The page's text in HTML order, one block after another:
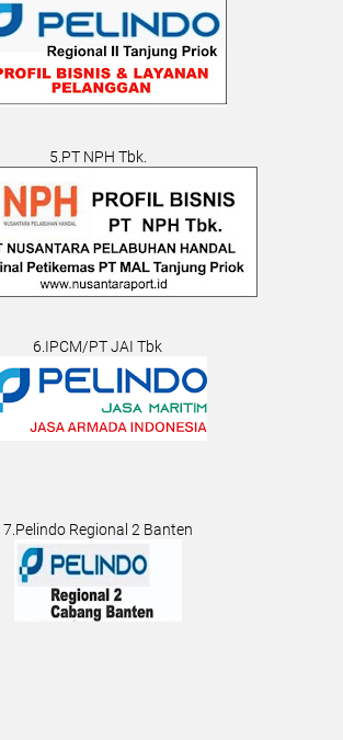
5.PT NPH Tbk.
6.IPCM/PT JAI Tbk
7.Pelindo Regional 2 Banten